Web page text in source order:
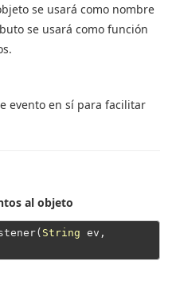
se usará como nombre
se usará como función
evento en sí para facilitar
al objeto
String ev,